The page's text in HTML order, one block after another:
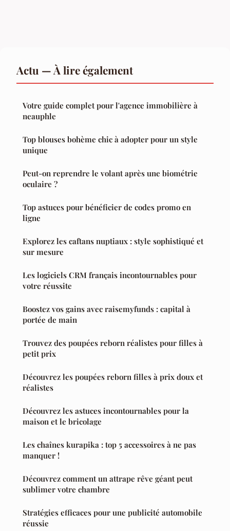
Actu — À lire également
Votre guide complet pour l'agence immobilière à
neauphle
Top blouses bohème chic à adopter pour un style
unique
Peut-on reprendre le volant après une biométrie
oculaire ?
Top astuces pour bénéficier de codes promo en
ligne
Explorez les caftans nuptiaux : style sophistiqué et
sur mesure
Les logiciels CRM français incontournables pour
votre réussite
Boostez vos gains avec raisemyfunds : capital à
portée de main
Trouvez des poupées reborn réalistes pour filles à
petit prix
Découvrez les poupées reborn filles à prix doux et
réalistes
Découvrez les astuces incontournables pour la
maison et le bricolage
Les chaînes kurapika : top 5 accessoires à ne pas
manquer !
Découvrez comment un attrape rêve géant peut
sublimer votre chambre
Stratégies efficaces pour une publicité automobile
réussie